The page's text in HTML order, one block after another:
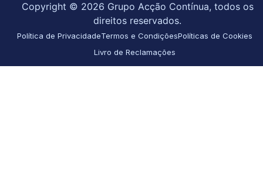
Copyright © 2026 Grupo Acção Contínua, todos os
direitos reservados.
Política de PrivacidadeTermos e CondiçõesPolíticas de Cookies
Livro de Reclamações